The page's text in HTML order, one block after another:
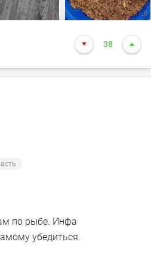
Грызёт...грызёт...
38
по рыбе. Инфа
убедиться.
две точки, 54 метра и